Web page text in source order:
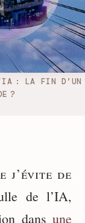
: LA FIN D’UN
?
j’évite de
de l’IA,
dans une